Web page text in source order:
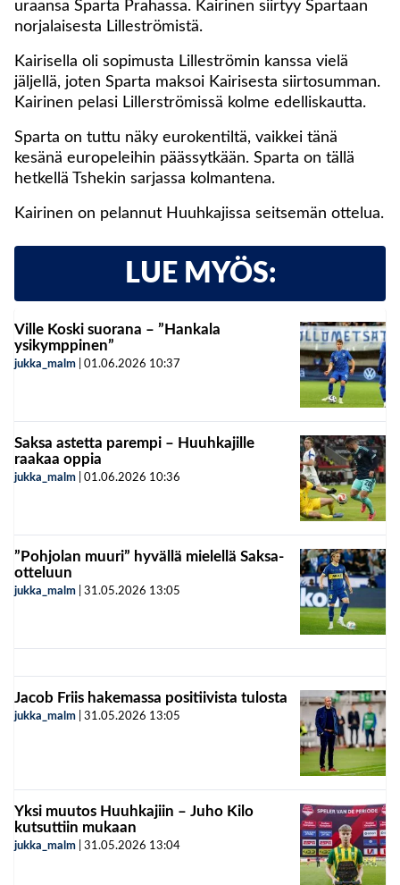
uraansa Sparta Prahassa. Kairinen siirtyy Spartaan
norjalaisesta Lilleströmistä.
Kairisella oli sopimusta Lilleströmin kanssa vielä
jäljellä, joten Sparta maksoi Kairisesta siirtosumman.
Kairinen pelasi Lillerströmissä kolme edelliskautta.
Sparta on tuttu näky eurokentiltä, vaikkei tänä
kesänä europeleihin päässytkään. Sparta on tällä
hetkellä Tshekin sarjassa kolmantena.
Kairinen on pelannut Huuhkajissa seitsemän ottelua.
LUE MYÖS:
Ville Koski suorana – ”Hankala
ysikymppinen”
jukka_malm 01.06.2026 10:37
Saksa astetta parempi – Huuhkajille
raakaa oppia
jukka_malm 01.06.2026 10:36
”Pohjolan muuri” hyvällä mielellä Saksa-
otteluun
jukka_malm 31.05.2026 13:05
Jacob Friis hakemassa positiivista tulosta
jukka_malm 31.05.2026 13:05
Yksi muutos Huuhkajiin – Juho Kilo
kutsuttiin mukaan
jukka_malm 31.05.2026 13:04